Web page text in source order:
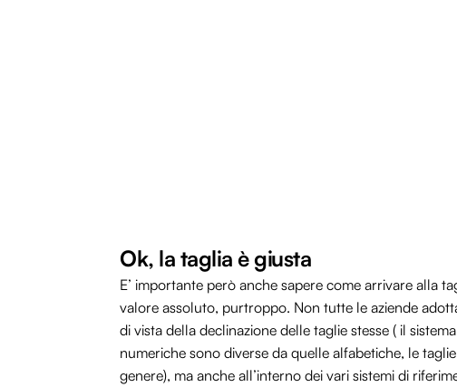
Ok, la taglia è giusta
E’ importante però anche sapere come arrivare alla
valore assoluto, purtroppo. Non tutte le aziende
di vista della declinazione delle taglie stesse ( il
numeriche sono diverse da quelle alfabetiche, le
genere), ma anche all’interno dei vari sistemi di